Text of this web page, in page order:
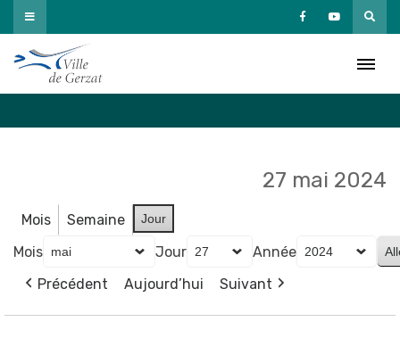
Passer
au
contenu
27 mai 2024
Mois Semaine Jour
Mois Jour
Année
Précédent
Aujourd’hui Suivant